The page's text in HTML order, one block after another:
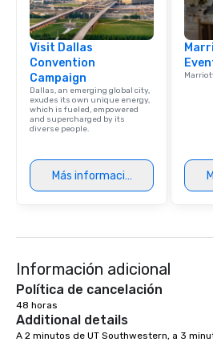
Visit Dallas
Convention
Campaign
Dallas, an emerging global city,
exudes its own unique energy,
which is fueled, empowered
and supercharged by its
diverse people.
Más información
Información adicional
Política de cancelación
48 horas
Additional details
A 2 minutos de UT Southwestern, a 3